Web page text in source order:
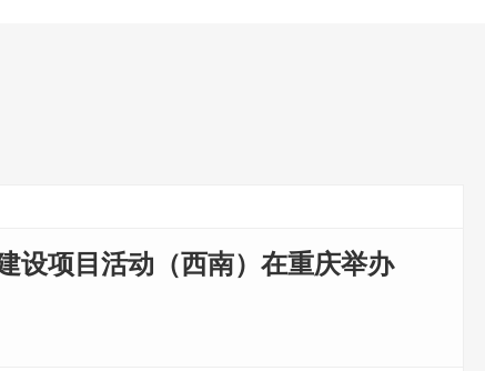
设项目活动（西南）在重庆举办